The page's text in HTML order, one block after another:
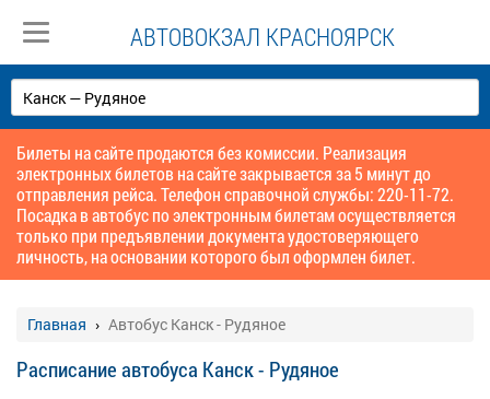
АВТОВОКЗАЛ КРАСНОЯРСК
Билеты на сайте продаются без комиссии. Реализация
электронных билетов на сайте закрывается за 5 минут до
отправления рейса. Телефон справочной службы: 220-11-72.
Посадка в автобус по электронным билетам осуществляется
только при предъявлении документа удостоверяющего
личность, на основании которого был оформлен билет.
Главная Автобус Канск - Рудяное
Расписание автобуса Канск - Рудяное